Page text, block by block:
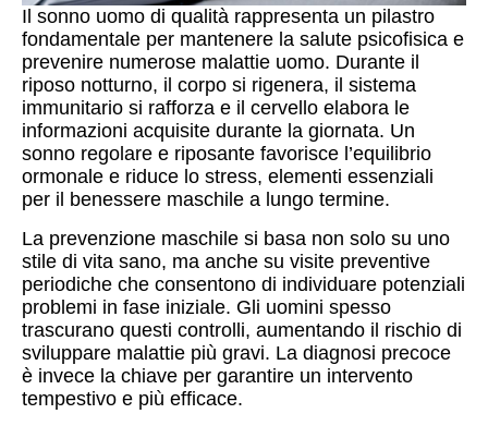
Il sonno uomo di qualità rappresenta un pilastro
fondamentale per mantenere la salute psicofisica e
prevenire numerose malattie uomo. Durante il
riposo notturno, il corpo si rigenera, il sistema
immunitario si rafforza e il cervello elabora le
informazioni acquisite durante la giornata. Un
sonno regolare e riposante favorisce l’equilibrio
ormonale e riduce lo stress, elementi essenziali
per il benessere maschile a lungo termine.
La prevenzione maschile si basa non solo su uno
stile di vita sano, ma anche su visite preventive
periodiche che consentono di individuare potenziali
problemi in fase iniziale. Gli uomini spesso
trascurano questi controlli, aumentando il rischio di
sviluppare malattie più gravi. La diagnosi precoce
è invece la chiave per garantire un intervento
tempestivo e più efficace.